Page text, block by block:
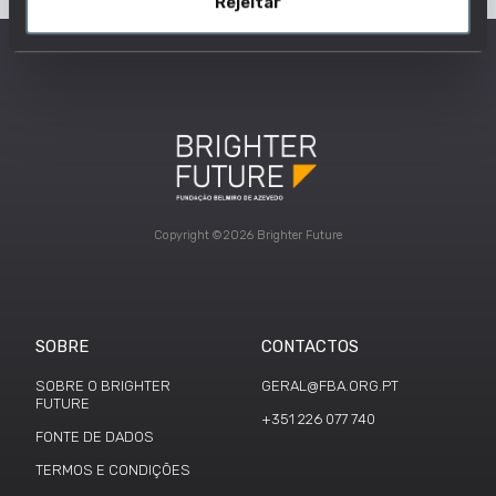
Copyright ©2026 Brighter Future
SOBRE
SOBRE O BRIGHTER
FUTURE
FONTE DE DADOS
TERMOS E CONDIÇÕES
CONTACTOS
GERAL@FBA.ORG.PT
+351 226 077 740